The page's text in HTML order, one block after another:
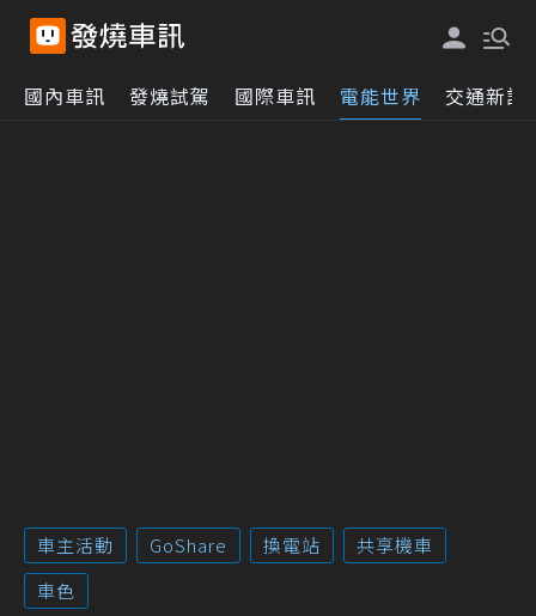
國內車訊 發燒試駕 國際車訊 電能世界 交通新訊
車主活動 GoShare 換電站
共享機車
車色